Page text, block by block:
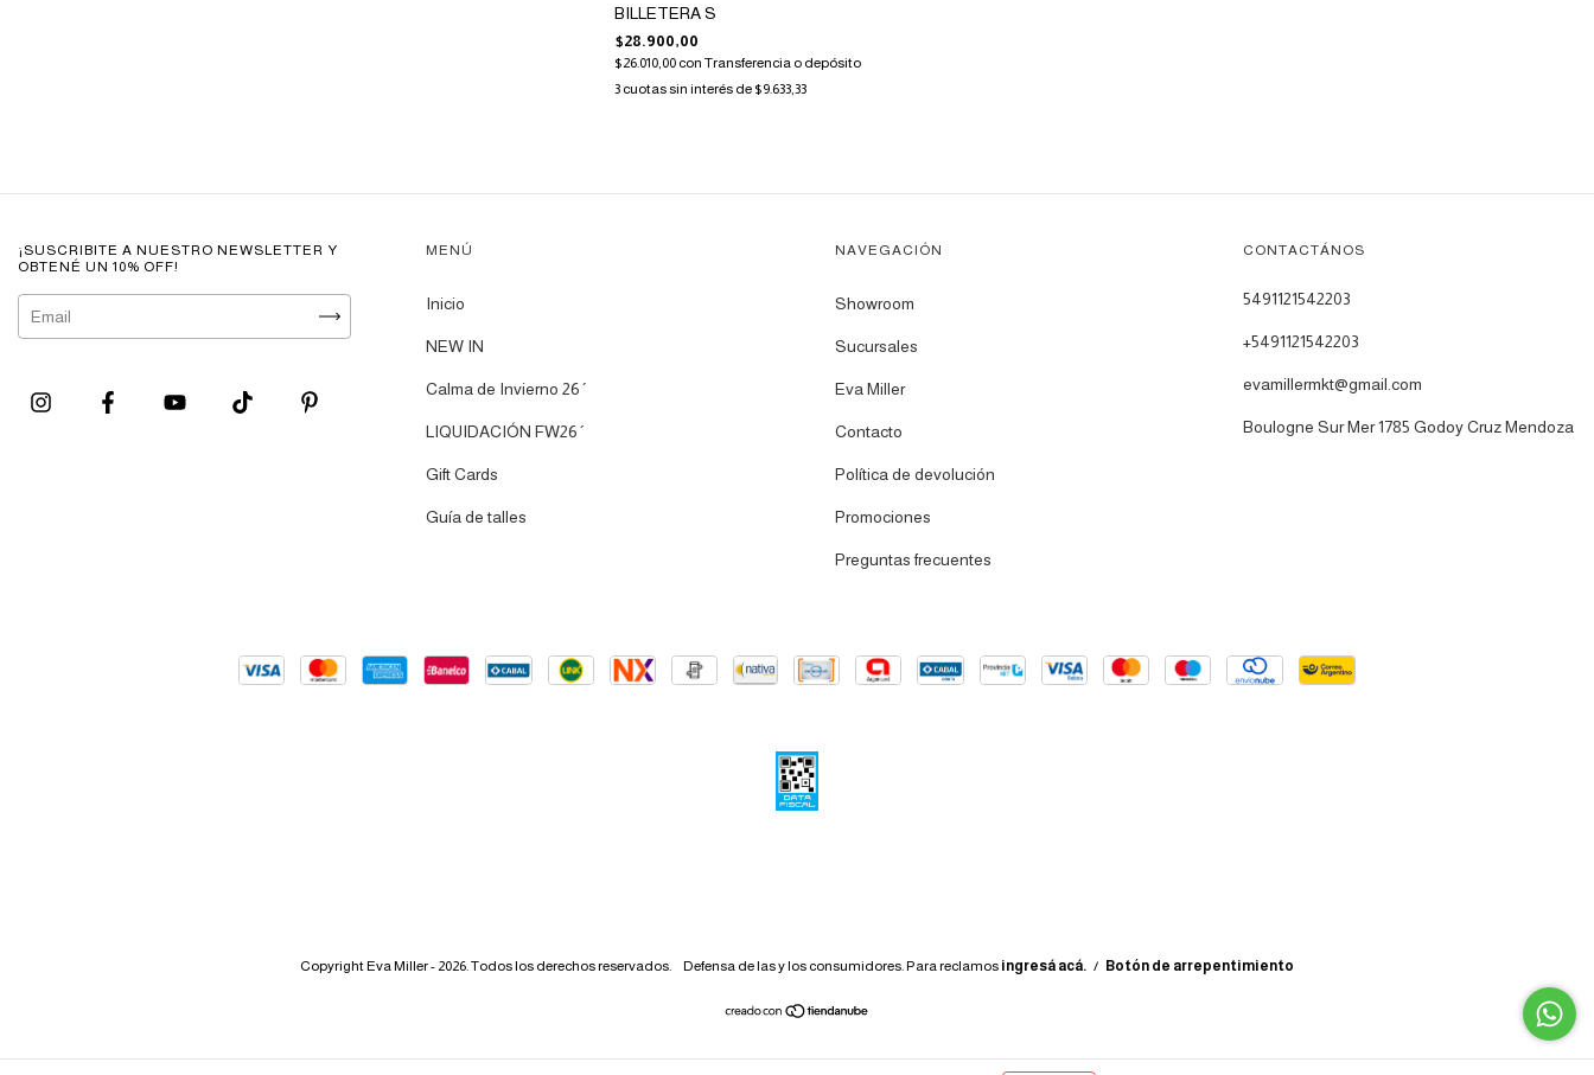
BILLETERA S
$28.900,00
$26.010,00 con Transferencia o depósito
3 cuotas sin interés de $9.633,33
¡SUSCRIBITE A NUESTRO NEWSLETTER Y
OBTENÉ UN 10% OFF!
MENÚ
Inicio
NEW IN
Calma de Invierno 26´
LIQUIDACIÓN FW26´
Gift Cards
Guía de talles
NAVEGACIÓN
Showroom
Sucursales
Eva Miller
Contacto
Política de devolución
Promociones
Preguntas frecuentes
CONTACTÁNOS
5491121542203
+5491121542203
evamillermkt@gmail.com
Boulogne Sur Mer 1785 Godoy Cruz Mendoza
Copyright Eva Miller - 2026. Todos los derechos reservados. Defensa de las y los consumidores. Para reclamos ingresá acá. / Botón de arrepentimiento